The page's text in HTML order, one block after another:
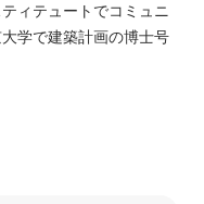
ィテュートでコミュニ
学で建築計画の博士号